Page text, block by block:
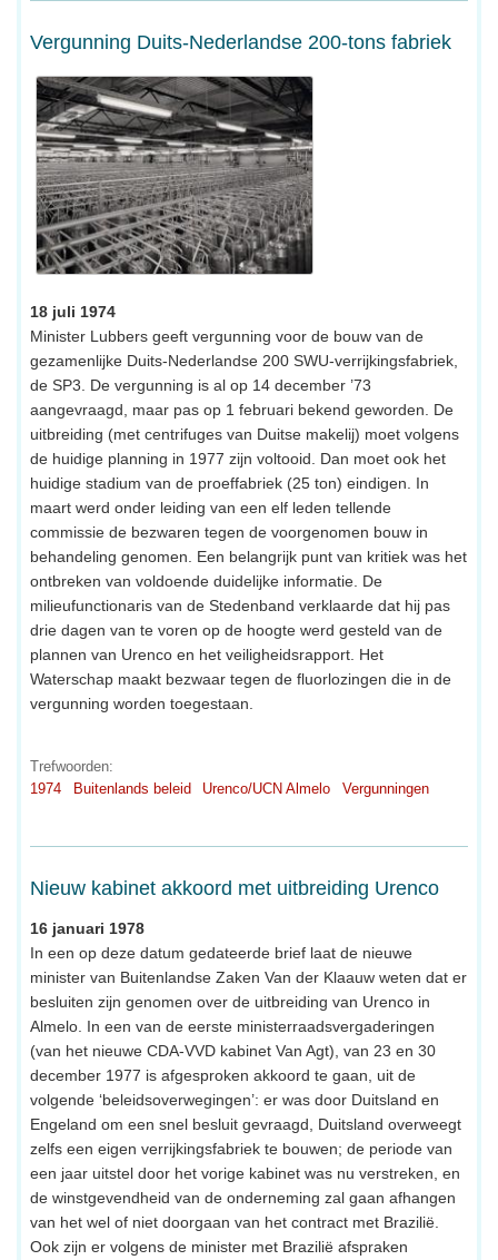
Vergunning Duits-Nederlandse 200-tons fabriek
18 juli 1974
Minister Lubbers geeft vergunning voor de bouw van de
gezamenlijke Duits-Nederlandse 200 SWU-verrijkingsfabriek,
de SP3. De vergunning is al op 14 december ’73
aangevraagd, maar pas op 1 februari bekend geworden. De
uitbreiding (met centrifuges van Duitse makelij) moet volgens
de huidige planning in 1977 zijn voltooid. Dan moet ook het
huidige stadium van de proeffabriek (25 ton) eindigen. In
maart werd onder leiding van een elf leden tellende
commissie de bezwaren tegen de voorgenomen bouw in
behandeling genomen. Een belangrijk punt van kritiek was het
ontbreken van voldoende duidelijke informatie. De
milieufunctionaris van de Stedenband verklaarde dat hij pas
drie dagen van te voren op de hoogte werd gesteld van de
plannen van Urenco en het veiligheidsrapport. Het
Waterschap maakt bezwaar tegen de fluorlozingen die in de
vergunning worden toegestaan.
Trefwoorden:
1974
Buitenlands beleid Urenco/UCN Almelo Vergunningen
Nieuw kabinet akkoord met uitbreiding Urenco
16 januari 1978
In een op deze datum gedateerde brief laat de nieuwe
minister van Buitenlandse Zaken Van der Klaauw weten dat er
besluiten zijn genomen over de uitbreiding van Urenco in
Almelo. In een van de eerste ministerraadsvergaderingen
(van het nieuwe CDA-VVD kabinet Van Agt), van 23 en 30
december 1977 is afgesproken akkoord te gaan, uit de
volgende ‘beleidsoverwegingen’: er was door Duitsland en
Engeland om een snel besluit gevraagd, Duitsland overweegt
zelfs een eigen verrijkingsfabriek te bouwen; de periode van
een jaar uitstel door het vorige kabinet was nu verstreken, en
de winstgevendheid van de onderneming zal gaan afhangen
van het wel of niet doorgaan van het contract met Brazilië.
Ook zijn er volgens de minister met Brazilië afspraken